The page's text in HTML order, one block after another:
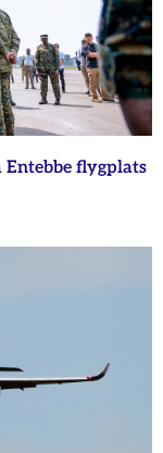
flygplats